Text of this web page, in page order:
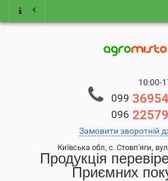
10:00-
099
096
Замовити зворотній
Київська обл, с. Стовп'яги,
Продукція
Приємних